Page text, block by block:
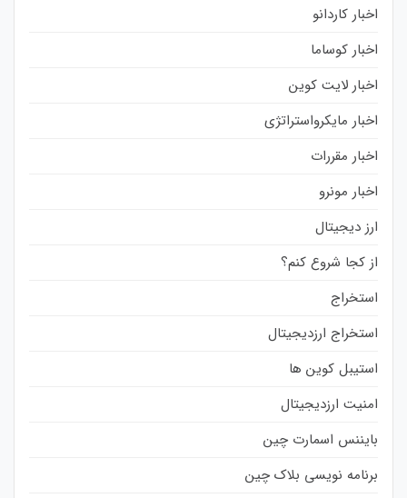
اخبار کاردانو
اخبار کوساما
اخبار لایت کوین
اخبار مایکرواستراتژی
اخبار مقررات
اخبار مونرو
ارز دیجیتال
از کجا شروع کنم؟
استخراج
استخراج ارزدیجیتال
استیبل کوین ها
امنیت ارزدیجیتال
بایننس اسمارت چین
برنامه نویسی بلاک چین